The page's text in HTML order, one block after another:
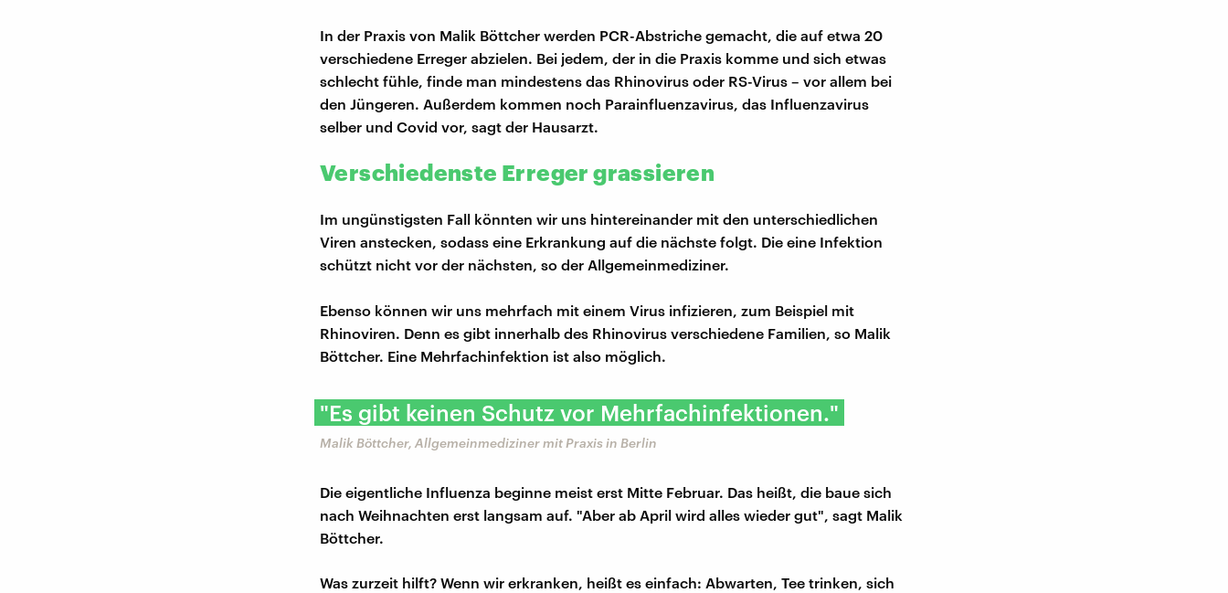
In der Praxis von Malik Böttcher werden PCR-Abstriche gemacht, die auf etwa 20
verschiedene Erreger abzielen. Bei jedem, der in die Praxis komme und sich etwas
schlecht fühle, finde man mindestens das Rhinovirus oder RS-Virus – vor allem bei
den Jüngeren. Außerdem kommen noch Parainfluenzavirus, das Influenzavirus
selber und Covid vor, sagt der Hausarzt.
Verschiedenste Erreger grassieren
Im ungünstigsten Fall könnten wir uns hintereinander mit den unterschiedlichen
Viren anstecken, sodass eine Erkrankung auf die nächste folgt. Die eine Infektion
schützt nicht vor der nächsten, so der Allgemeinmediziner.
Ebenso können wir uns mehrfach mit einem Virus infizieren, zum Beispiel mit
Rhinoviren. Denn es gibt innerhalb des Rhinovirus verschiedene Familien, so Malik
Böttcher. Eine Mehrfachinfektion ist also möglich.
"Es gibt keinen Schutz vor Mehrfachinfektionen."
Malik Böttcher, Allgemeinmediziner mit Praxis in Berlin
Die eigentliche Influenza beginne meist erst Mitte Februar. Das heißt, die baue sich
nach Weihnachten erst langsam auf. "Aber ab April wird alles wieder gut", sagt Malik
Böttcher.
Was zurzeit hilft? Wenn wir erkranken, heißt es einfach: Abwarten, Tee trinken, sich